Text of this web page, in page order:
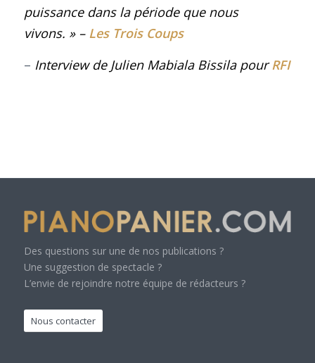
puissance dans la période que nous
vivons. »– Les Trois Coups
– Interview de Julien Mabiala Bissila pourRFI
Des questions sur une de nos publications ?
Une suggestion de spectacle ?
L’envie de rejoindre notre équipe de rédacteurs ?
Nous contacter